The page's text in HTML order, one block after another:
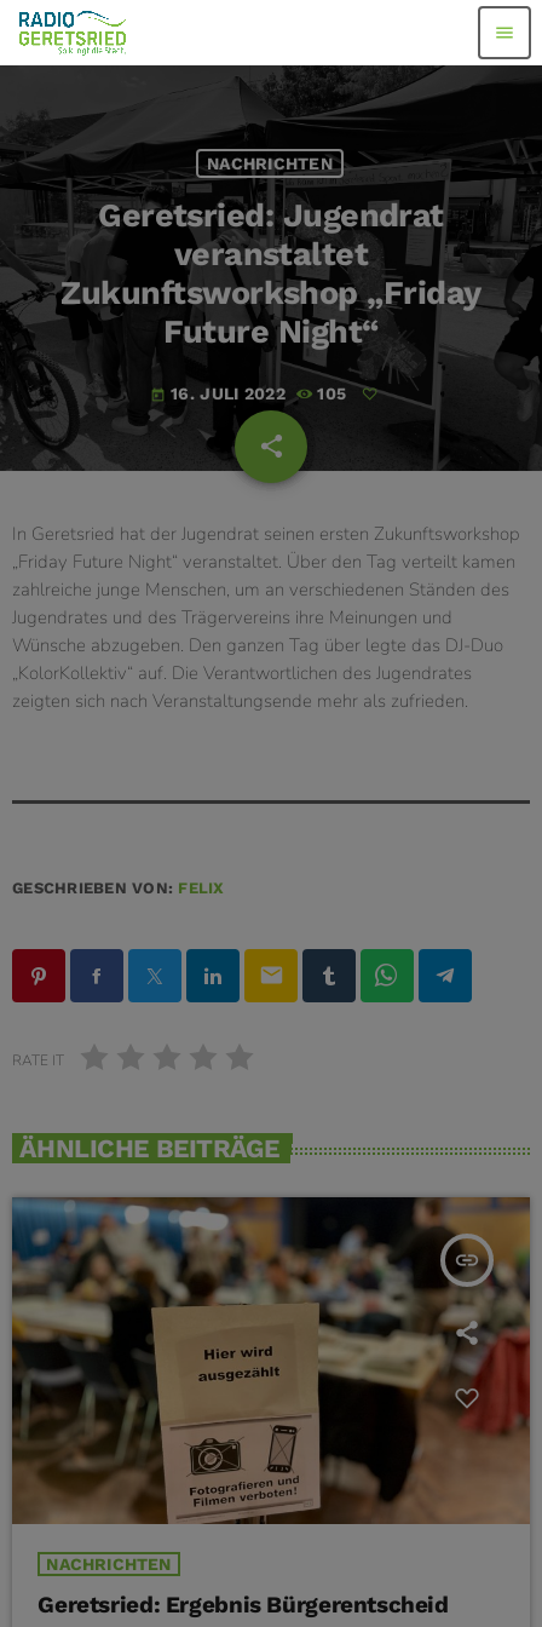
menu
NACHRICHTEN
Geretsried: Jugendrat
veranstaltet
Zukunftsworkshop „Friday
Future Night“
today 16. JULI 2022 105
share
email
In Geretsried hat der Jugendrat seinen ersten Zukunftsworkshop
„Friday Future Night“ veranstaltet. Über den Tag verteilt kamen
zahlreiche junge Menschen, um an verschiedenen Ständen des
Jugendrates und des Trägervereins ihre Meinungen und
Wünsche abzugeben. Den ganzen Tag über legte das DJ-Duo
„KolorKollektiv“ auf. Die Verantwortlichen des Jugendrates
zeigten sich nach Veranstaltungsende mehr als zufrieden.
GESCHRIEBEN VON: FELIX
email
RATE IT
ÄHNLICHE BEITRÄGE
insert_link
NACHRICHTEN
Geretsried: Ergebnis Bürgerentscheid